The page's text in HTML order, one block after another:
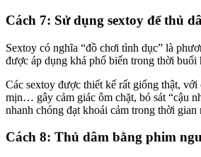
Cách 7: Sử dụng sextoy để thủ
Sextoy có nghĩa “đồ chơi tình dục” là
được áp dụng khá phổ biến trong thời buổi
Các sextoy được thiết kế rất giống thật,
mịn… gây cảm giác ôm chặt, bó sát “cậu
nhanh chóng đạt khoái cảm trong thời gian
Cách 8: Thủ dâm bằng phim